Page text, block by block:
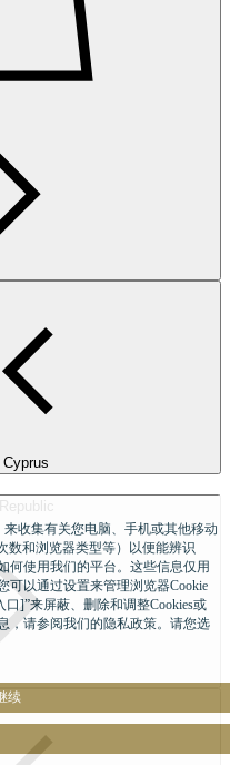
Cyprus
来收集有关您电脑、手机或其他移动
数和浏览器类型等）以便能辨识
何使用我们的平台。这些信息仅用
可以通过设置来管理浏览器Cookie
]”来屏蔽、删除和调整Cookies或
，请参阅我们的隐私政策。请您选
续